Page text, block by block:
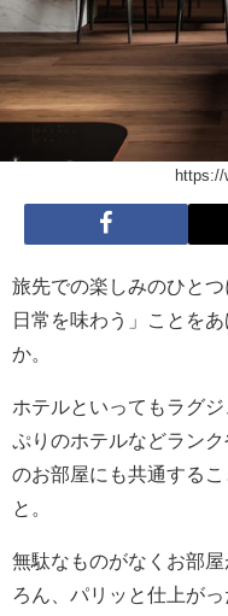
https://
旅先での楽しみのひと
日常を味わう」ことを
か。
ホテルといってもラグ
ぷりのホテルなどラン
のお部屋にも共通する
と。
無駄なものがなくお部
ろん、パリッと仕上が